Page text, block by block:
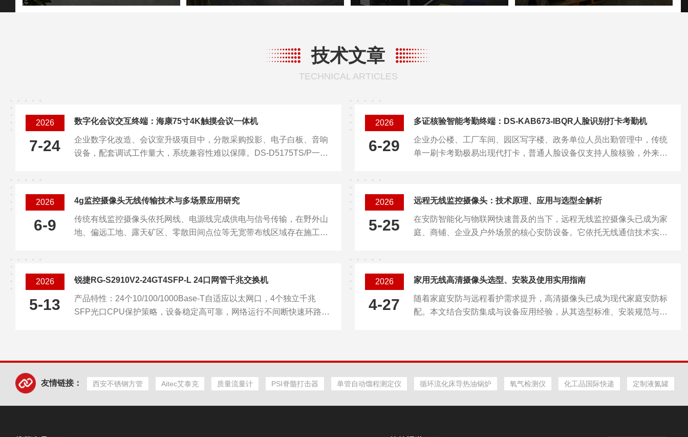
技术文章
TECHNICAL ARTICLES
2026
7-24
数字化会议交互终端：海康75寸4K触摸会议一体机
企业数字化改造、会议室升级项目中，分散采购投影、电子白板、音响
设备，配套调试工作量大，系统兼容性难以保障。DS-D5175TS/P一体
设备安装工期。安卓原生系统可满足日常白板、投屏基础会议需求；选
配OPS电脑模块切换Windows系统，适配专业办公软件运行，一套设备
满足不同会议场景需求。丰富标...
2026
6-29
多证核验智能考勤终端：DS-KAB673-IBQR人脸识别打卡考勤机
企业办公楼、工厂车间、园区写字楼、政务单位人员出勤管理中，传统
单一刷卡考勤极易出现代打卡，普通人脸设备仅支持人脸核验，外来访
录、门禁通行、访客登记一体化管理，解决登记低效、数据分散等管理
痛点。传统考勤管理设备存在诸多使用短板。单纯IC刷卡考勤无法杜绝
代刷，出勤数据真实性难以保障；普通...
2026
6-9
4g监控摄像头无线传输技术与多场景应用研究
传统有线监控摄像头依托网线、电源线完成供电与信号传输，在野外山
地、偏远工地、露天矿区、零散田间点位等无宽带布线区域存在施工成
从硬件构造、通信与成像参数、供电方案、防护性能、行业应用及运维
规范开展专业化分析。一、整机硬件模块化结构设计采用分体集成式内
部架构，整机由光学镜头组件、CMOS图像传感板...
2026
5-25
远程无线监控摄像头：技术原理、应用与选型全解析
在安防智能化与物联网快速普及的当下，远程无线监控摄像头已成为家
庭、商铺、企业及户外场景的核心安防设备。它依托无线通信技术实现
程控制于一体的智能终端设备。其核心工作流程为：图像传感器完成光
信号到电信号的转换，经编码压缩处理后，通过Wi‑Fi、4G/5G等无线通
道传输至路由器、基站与云端平台，用户...
2026
5-13
锐捷RG-S2910V2-24GT4SFP-L 24口网管千兆交换机
产品特性：24个10/100/1000Base-T自适应以太网口，4个独立千兆
SFP光口CPU保护策略，设备稳定高可靠，网络运行不间断快速环路检
48GT4SFP-LRG-S2910V2-48GT4XS-LRG-S2910V2-24GT4SFP-P-...
2026
4-27
家用无线高清摄像头选型、安装及使用实用指南
随着家庭安防与远程看护需求提升，高清摄像头已成为现代家庭安防标
配。本文结合安防集成与设备应用经验，从其选型标准、安装规范与使
像稳定：主流支持1080P及以上分辨率，部分型号支持2K/4K，配合
H.265+编码，在节省存储空间的同时保证画面清晰流畅。远程实时查
看：通过手机APP即可实现远程观...
友情链接： 西安不锈钢方管 Aitec艾泰克 质量流量计 PSI脊髓打击器 单管自动馏程测定仪 循环流化床导热油锅炉 氧气检测仪 化工品国际快递 定制液氮罐